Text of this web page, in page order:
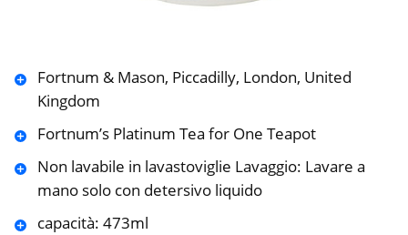
Fortnum & Mason, Piccadilly, London, United
Kingdom
Fortnum’s Platinum Tea for One Teapot
Non lavabile in lavastoviglie Lavaggio: Lavare a
mano solo con detersivo liquido
capacità: 473ml